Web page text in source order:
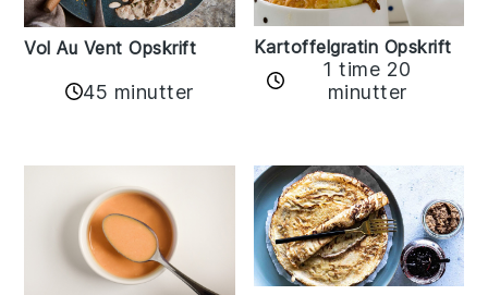
Vol Au Vent Opskrift
45 minutter
Kartoffelgratin Opskrift
1 time 20
minutter